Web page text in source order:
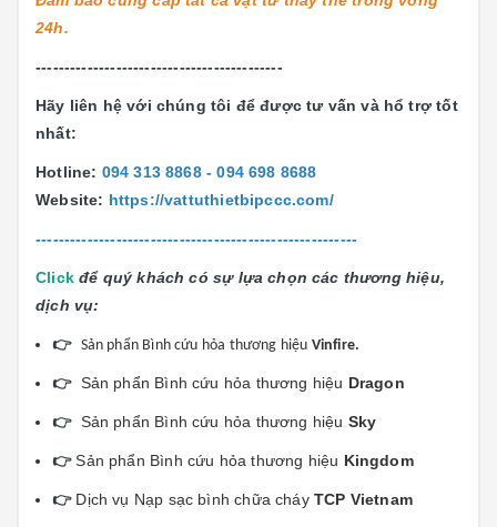
24h.
-------------------------------------------
Hãy liên hệ với chúng tôi để được tư vấn và hổ trợ tốt
nhất:
Hotline: 094 313 8868 - 094 698 8688
Website: https://vattuthietbipccc.com/
--------------------------------------------------------
Click để quý khách có sự lựa chọn các thương hiệu,
dịch vụ:
👉 Sản phẩn Bình cứu hỏa thương hiệu Vinfire.
👉 Sản phẩn Bình cứu hỏa thương hiệu Dragon
👉 Sản phẩn Bình cứu hỏa thương hiệu Sky
👉Sản phẩn Bình cứu hỏa thương hiệu Kingdom
👉 Dịch vụ Nạp sạc bình chữa cháy TCP Vietnam